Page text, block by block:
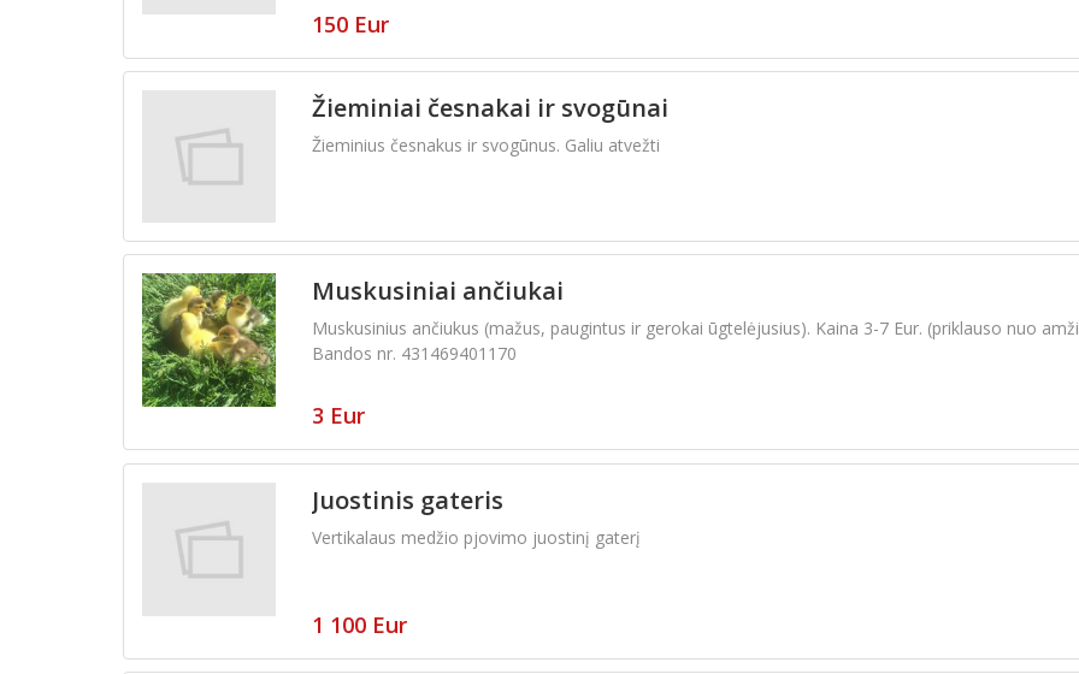
150 Eur
Žieminiai česnakai ir svogūnai
Žieminius česnakus ir svogūnus. Galiu atvežti
Muskusiniai ančiukai
Muskusinius ančiukus (mažus, paugintus ir gerokai ūgtelėjusius). Kaina 3-7 Eur. (priklauso nuo
Bandos nr. 431469401170
3 Eur
Juostinis gateris
Vertikalaus medžio pjovimo juostinį gaterį
1 100 Eur